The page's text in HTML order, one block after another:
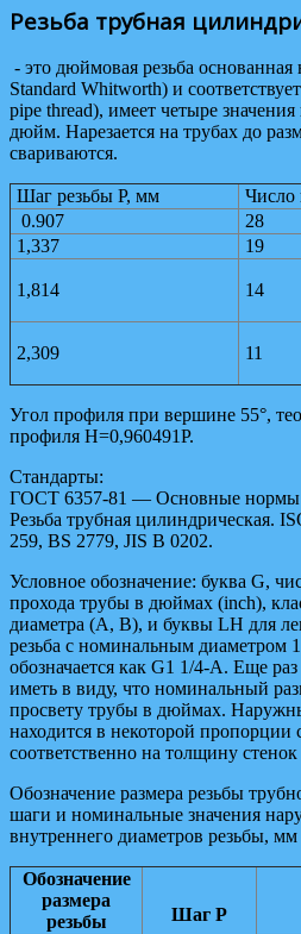
Резьба трубная
- это дюймовая резьба основанная
Standard Whitworth) и
pipe thread), имеет четыре
дюйм. Нарезается на трубах до
свариваются.
Шаг резьбы Р, мм
Число
0.907
28
1,337
19
1,814 14
2,309 11
Угол профиля при вершине 55°,
профиля Н=0,960491Р.
Стандарты:
ГОСТ 6357-81 — Основные нормы
Резьба трубная цилиндрическая.
259, BS 2779, JIS B 0202.
Условное обозначение: буква G,
прохода трубы в дюймах (inch),
диаметра (А, В), и буквы LH для
резьба с номинальным диаметром
обозначается как G1 1/4-A. Еще
иметь в виду, что номинальный
просвету трубы в дюймах.
находится в некоторой
соответственно на толщину
Обозначение размера резьбы
шаги и номинальные значения
внутреннего диаметров резьбы, мм
Обозначение
размера
резьбы
Шаг Р